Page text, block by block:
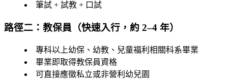
筆試 + 試教 + 口試
路徑二：教保員（快速入行，約 2–4 年）
專科以上幼保、幼教、兒童福利相關科系畢業
畢業即取得教保員資格
可直接應徵私立或非營利幼兒園